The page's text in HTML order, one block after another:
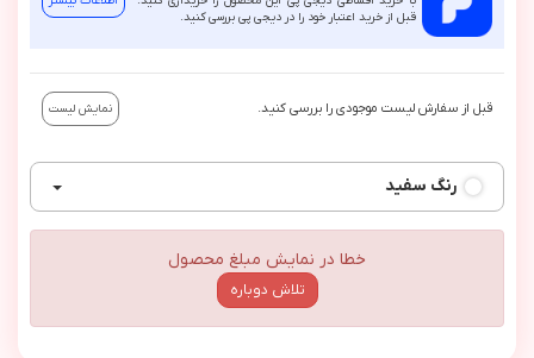
قبل از خرید اعتبار خود را در دیجی پی بررسی کنید.
قبل از سفارش لیست موجودی را بررسی کنید. نمایش لیست
رنگ سفید
خطا در نمایش مبلغ محصول
تلاش دوباره